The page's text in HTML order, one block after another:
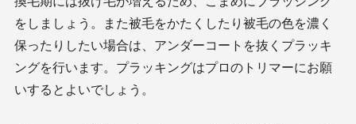
をしましょう。また被毛をかたくしたり被毛の色を濃く
保ったりしたい場合は、アンダーコートを抜くプラッキ
ングを行います。プラッキングはプロのトリマーにお願
いするとよいでしょう。